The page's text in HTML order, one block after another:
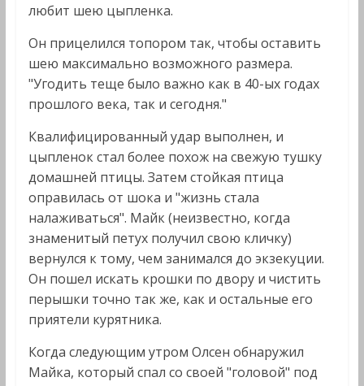
любит шею цыпленка.
Он прицелился топором так, чтобы оставить
шею максимально возможного размера.
"Угодить теще было важно как в 40-ых годах
прошлого века, так и сегодня."
Квалифицированный удар выполнен, и
цыпленок стал более похож на свежую тушку
домашней птицы. Затем стойкая птица
оправилась от шока и "жизнь стала
налаживаться". Майк (неизвестно, когда
знаменитый петух получил свою кличку)
вернулся к тому, чем занимался до экзекуции.
Он пошел искать крошки по двору и чистить
перышки точно так же, как и остальные его
приятели курятника.
Когда следующим утром Олсен обнаружил
Майка, который спал со своей "головой" под